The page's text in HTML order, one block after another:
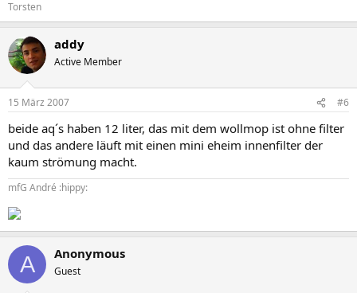
Torsten
addy
Active Member
15 März 2007 #6
beide aq´s haben 12 liter, das mit dem wollmop ist ohne filter
und das andere läuft mit einen mini eheim innenfilter der
kaum strömung macht.
mfG André :hippy:
A Anonymous
Guest